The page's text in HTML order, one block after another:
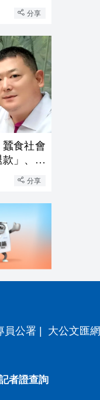
分享
蠶食社會
」、外
誠信的
分享
員公署 大公文匯網
者證查詢